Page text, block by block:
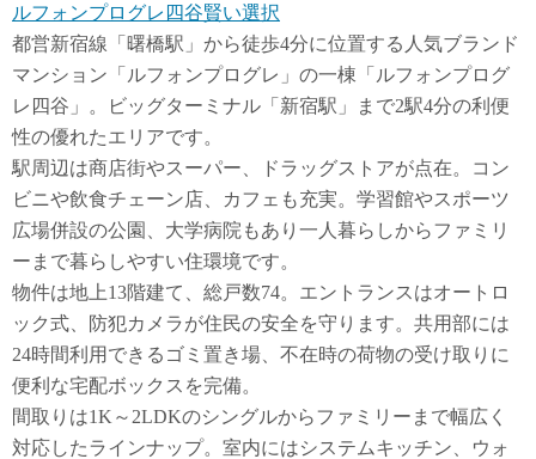
ルフォンプログレ四谷賢い選択
都営新宿線「曙橋駅」から徒歩4分に位置する人気ブランド
マンション「ルフォンプログレ」の一棟「ルフォンプログ
レ四谷」。ビッグターミナル「新宿駅」まで2駅4分の利便
性の優れたエリアです。
駅周辺は商店街やスーパー、ドラッグストアが点在。コン
ビニや飲食チェーン店、カフェも充実。学習館やスポーツ
広場併設の公園、大学病院もあり一人暮らしからファミリ
ーまで暮らしやすい住環境です。
物件は地上13階建て、総戸数74。エントランスはオートロ
ック式、防犯カメラが住民の安全を守ります。共用部には
24時間利用できるゴミ置き場、不在時の荷物の受け取りに
便利な宅配ボックスを完備。
間取りは1K～2LDKのシングルからファミリーまで幅広く
対応したラインナップ。室内にはシステムキッチン、ウォ